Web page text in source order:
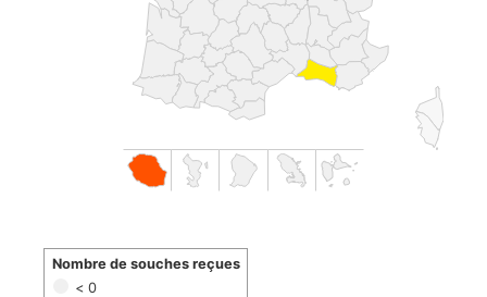
< 0
Nombre de souches reçues